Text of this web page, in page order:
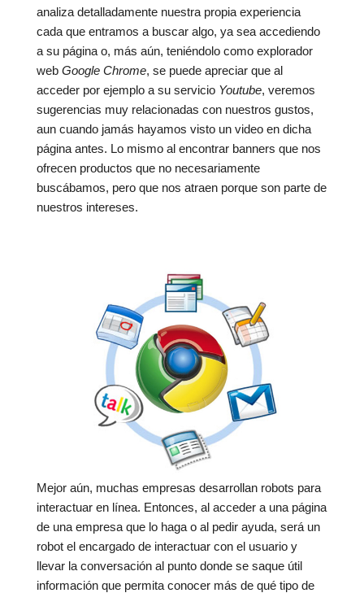
analiza detalladamente nuestra propia experiencia
cada que entramos a buscar algo, ya sea accediendo
a su página o, más aún, teniéndolo como explorador
web Google Chrome, se puede apreciar que al
acceder por ejemplo a su servicio Youtube, veremos
sugerencias muy relacionadas con nuestros gustos,
aun cuando jamás hayamos visto un video en dicha
página antes. Lo mismo al encontrar banners que nos
ofrecen productos que no necesariamente
buscábamos, pero que nos atraen porque son parte de
nuestros intereses.
Mejor aún, muchas empresas desarrollan robots para
interactuar en línea. Entonces, al acceder a una página
de una empresa que lo haga o al pedir ayuda, será un
robot el encargado de interactuar con el usuario y
llevar la conversación al punto donde se saque útil
información que permita conocer más de qué tipo de